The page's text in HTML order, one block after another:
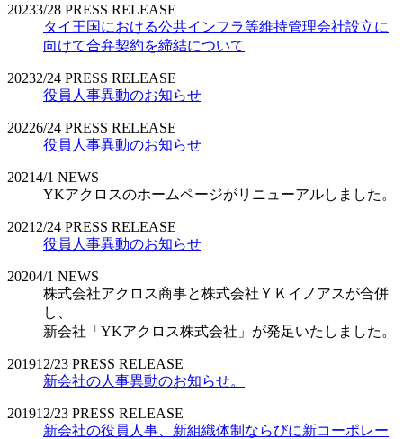
20233/28 PRESS RELEASE
タイ王国における公共インフラ等維持管理会社設立に
向けて合弁契約を締結について
20232/24 PRESS RELEASE
役員人事異動のお知らせ
20226/24 PRESS RELEASE
役員人事異動のお知らせ
20214/1 NEWS
YKアクロスのホームページがリニューアルしました。
2021 2/24 PRESS RELEASE
役員人事異動のお知らせ
20204/1 NEWS
株式会社アクロス商事と株式会社ＹＫイノアスが合併
し、
新会社「YKアクロス株式会社」が発足いたしました。
201912/23 PRESS RELEASE
新会社の人事異動のお知らせ。
201912/23 PRESS RELEASE
新会社の役員人事、新組織体制ならびに新コーポレー